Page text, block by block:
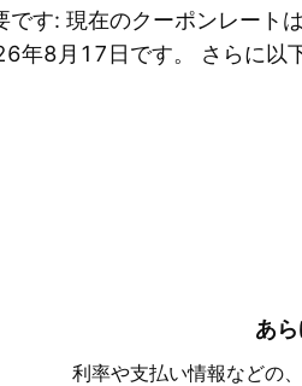
す: 現在のクーポンレートは
年8月17日です。 さらに以
あ
利率や支払い情報などの